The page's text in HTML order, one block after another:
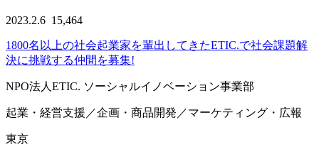
2023.2.6 15,464
1800名以上の社会起業家を輩出してきたETIC.で社会課題解
決に挑戦する仲間を募集!
NPO法人ETIC. ソーシャルイノベーション事業部
起業・経営支援／企画・商品開発／マーケティング・広報
東京